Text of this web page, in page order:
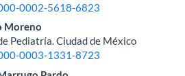
0002-5618-6823
Moreno
Pediatría. Ciudad de México
0003-1331-8723